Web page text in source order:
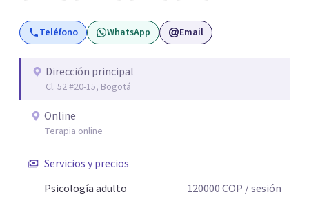
Teléfono WhatsApp Email
Dirección principal
Cl. 52 #20-15, Bogotá
Online
Terapia online
Servicios y precios
Psicología adulto
120000COP / sesión